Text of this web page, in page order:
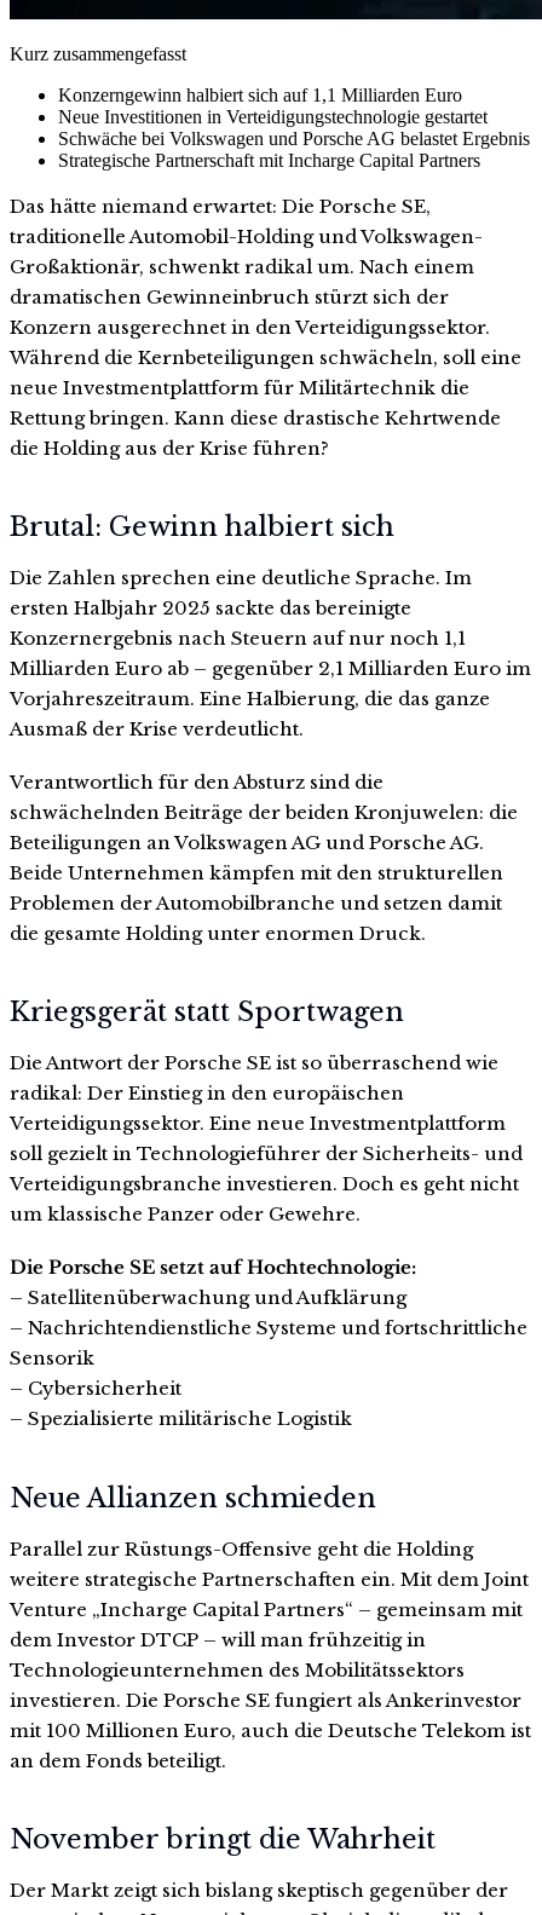
Kurz zusammengefasst
Konzerngewinn halbiert sich auf 1,1 Milliarden Euro
Neue Investitionen in Verteidigungstechnologie gestartet
Schwäche bei Volkswagen und Porsche AG belastet Ergebnis
Strategische Partnerschaft mit Incharge Capital Partners
Das hätte niemand erwartet: Die Porsche SE,
traditionelle Automobil-Holding und Volkswagen-
Großaktionär, schwenkt radikal um. Nach einem
dramatischen Gewinneinbruch stürzt sich der
Konzern ausgerechnet in den Verteidigungssektor.
Während die Kernbeteiligungen schwächeln, soll eine
neue Investmentplattform für Militärtechnik die
Rettung bringen. Kann diese drastische Kehrtwende
die Holding aus der Krise führen?
Brutal: Gewinn halbiert sich
Die Zahlen sprechen eine deutliche Sprache. Im
ersten Halbjahr 2025 sackte das bereinigte
Konzernergebnis nach Steuern auf nur noch 1,1
Milliarden Euro ab – gegenüber 2,1 Milliarden Euro im
Vorjahreszeitraum. Eine Halbierung, die das ganze
Ausmaß der Krise verdeutlicht.
Verantwortlich für den Absturz sind die
schwächelnden Beiträge der beiden Kronjuwelen: die
Beteiligungen an Volkswagen AG und Porsche AG.
Beide Unternehmen kämpfen mit den strukturellen
Problemen der Automobilbranche und setzen damit
die gesamte Holding unter enormen Druck.
Kriegsgerät statt Sportwagen
Die Antwort der Porsche SE ist so überraschend wie
radikal: Der Einstieg in den europäischen
Verteidigungssektor. Eine neue Investmentplattform
soll gezielt in Technologieführer der Sicherheits- und
Verteidigungsbranche investieren. Doch es geht nicht
um klassische Panzer oder Gewehre.
Die Porsche SE setzt auf Hochtechnologie:
– Satellitenüberwachung und Aufklärung
– Nachrichtendienstliche Systeme und fortschrittliche
Sensorik
– Cybersicherheit
– Spezialisierte militärische Logistik
Neue Allianzen schmieden
Parallel zur Rüstungs-Offensive geht die Holding
weitere strategische Partnerschaften ein. Mit dem Joint
Venture „Incharge Capital Partners“ – gemeinsam mit
dem Investor DTCP – will man frühzeitig in
Technologieunternehmen des Mobilitätssektors
investieren. Die Porsche SE fungiert als Ankerinvestor
mit 100 Millionen Euro, auch die Deutsche Telekom ist
an dem Fonds beteiligt.
November bringt die Wahrheit
Der Markt zeigt sich bislang skeptisch gegenüber der